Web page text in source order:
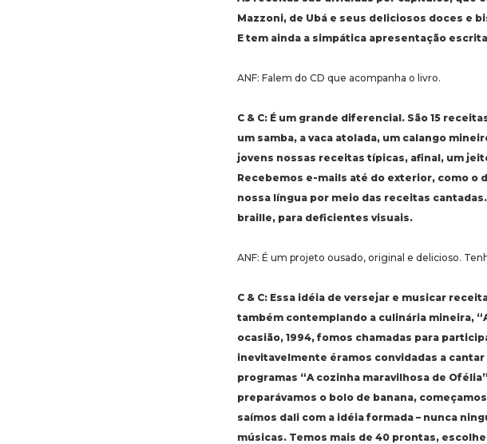
Mazzoni, de Ubá e seus deliciosos doces e
E tem ainda a simpática apresentação
ANF: Falem do CD que acompanha o livro.
C & C: É um grande diferencial. São 15
um samba, a vaca atolada, um calango
jovens nossas receitas típicas, afinal, um
Recebemos e-mails até do exterior, como o
nossa língua por meio das receitas
braille, para deficientes visuais.
ANF: É um projeto ousado, original e delicioso.
C & C: Essa idéia de versejar e musicar
também contemplando a culinária mineira,
ocasião, 1994, fomos chamadas para
inevitavelmente éramos convidadas a
programas “A cozinha maravilhosa de
preparávamos o bolo de banana,
saímos dali com a idéia formada – nunca
músicas. Temos mais de 40 prontas,